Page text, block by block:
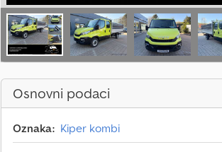
Osnovni podaci
Oznaka: Kiper kombi